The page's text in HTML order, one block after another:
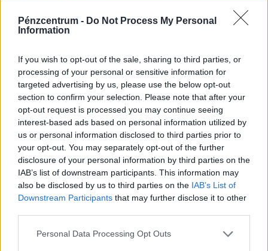
Pénzcentrum - Do Not Process My Personal
Information
If you wish to opt-out of the sale, sharing to third parties, or
processing of your personal or sensitive information for
targeted advertising by us, please use the below opt-out
section to confirm your selection. Please note that after your
opt-out request is processed you may continue seeing
interest-based ads based on personal information utilized by
us or personal information disclosed to third parties prior to
your opt-out. You may separately opt-out of the further
disclosure of your personal information by third parties on the
IAB’s list of downstream participants. This information may
also be disclosed by us to third parties on the IAB’s List of
Downstream Participants that may further disclose it to other
Personal Data Processing Opt Outs
Nem apad tovább a Duna: így áll most a
vízszint, hamarosan vége lehet a krízisnek?
Reggeli adatok szerint bár nem nőtt tovább a Duna
vízszintje, de tovább sem apadt. Percről-percre
cikkünkben egész nap követjük a vízállást és mindent,
ami az...